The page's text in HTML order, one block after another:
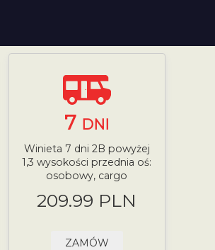
7 DNI
Winieta 7 dni 2B powyżej
1,3 wysokości przednia oś:
osobowy, cargo
209.99 PLN
ZAMÓW